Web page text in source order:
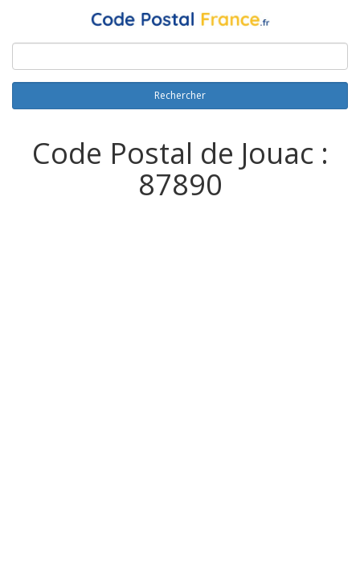
Rechercher
Code Postal de Jouac :
87890